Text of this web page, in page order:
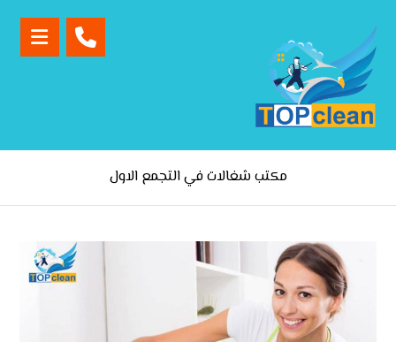
مكتب شغالات في التجمع الاول